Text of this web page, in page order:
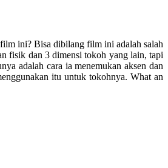
ini? Bisa dibilang film ini adalah salah
fisik dan 3 dimensi tokoh yang lain, tapi
adalah cara ia menemukan aksen dan
itu untuk tokohnya. What an